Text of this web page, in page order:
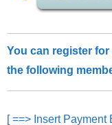
You can register
the following
[ ==> Insert